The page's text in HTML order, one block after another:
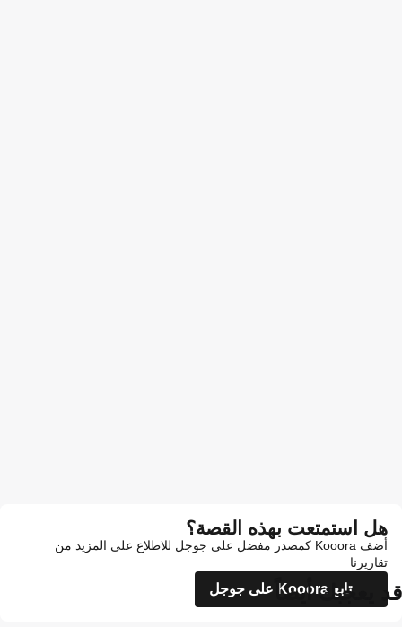
هل استمتعت بهذه القصة؟
أضف Kooora كمصدر مفضل على جوجل للاطلاع على المزيد من
تقاريرنا
تابع Kooora على جوجل
قد يعجبك أيضاً